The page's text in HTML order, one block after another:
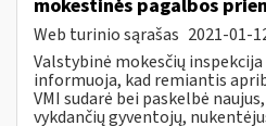
mokestinės pagalbos
Web turinio sąrašas 2021-01-
Valstybinė mokesčių
informuoja, kad remiantis
VMI sudarė bei paskelbė
vykdančių gyventojų,